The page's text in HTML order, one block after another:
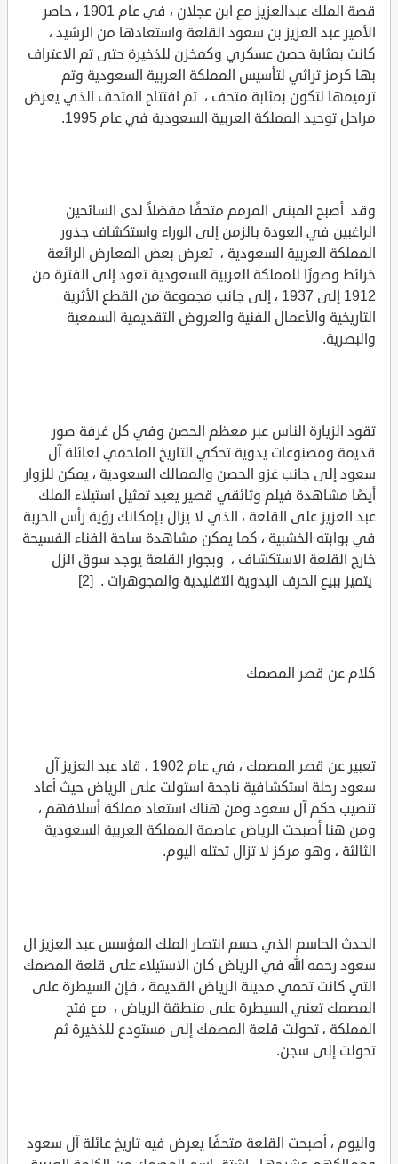
قصة الملك عبدالعزيز مع ابن عجلان ، في عام 1901 ، حاصر
الأمير عبد العزيز بن سعود القلعة واستعادها من الرشيد ،
كانت بمثابة حصن عسكري وكمخزن للذخيرة حتى تم الاعتراف
بها كرمز تراثي لتأسيس المملكة العربية السعودية وتم
ترميمها لتكون بمثابة متحف ، تم افتتاح المتحف الذي يعرض
مراحل توحيد المملكة العربية السعودية في عام 1995.
وقد أصبح المبنى المرمم متحفًا مفضلاً لدى السائحين
الراغبين في العودة بالزمن إلى الوراء واستكشاف جذور
المملكة العربية السعودية ، تعرض بعض المعارض الرائعة
خرائط وصورًا للمملكة العربية السعودية تعود إلى الفترة من
1912 إلى 1937 ، إلى جانب مجموعة من القطع الأثرية
التاريخية والأعمال الفنية والعروض التقديمية السمعية
والبصرية.
تقود الزيارة الناس عبر معظم الحصن وفي كل غرفة صور
قديمة ومصنوعات يدوية تحكي التاريخ الملحمي لعائلة آل
سعود إلى جانب غزو الحصن والممالك السعودية ، يمكن للزوار
أيضًا مشاهدة فيلم وثائقي قصير يعيد تمثيل استيلاء الملك
عبد العزيز على القلعة ، الذي لا يزال بإمكانك رؤية رأس الحربة
في بوابته الخشبية ، كما يمكن مشاهدة ساحة الفناء الفسيحة
خارج القلعة الاستكشاف ، وبجوار القلعة يوجد سوق الزل
يتميز ببيع الحرف اليدوية التقليدية والمجوهرات . [2]
كلام عن قصر المصمك
تعبير عن قصر المصمك ، في عام 1902 ، قاد عبد العزيز آل
سعود رحلة استكشافية ناجحة استولت على الرياض حيث أعاد
تنصيب حكم آل سعود ومن هناك استعاد مملكة أسلافهم ،
ومن هنا أصبحت الرياض عاصمة المملكة العربية السعودية
الثالثة ، وهو مركز لا تزال تحتله اليوم.
الحدث الحاسم الذي حسم انتصار الملك المؤسس عبد العزيز ال
سعود رحمه الله في الرياض كان الاستيلاء على قلعة المصمك
التي كانت تحمي مدينة الرياض القديمة ، فإن السيطرة على
المصمك تعني السيطرة على منطقة الرياض ، مع فتح
المملكة ، تحولت قلعة المصمك إلى مستودع للذخيرة ثم
تحولت إلى سجن.
واليوم ، أصبحت القلعة متحفًا يعرض فيه تاريخ عائلة آل سعود